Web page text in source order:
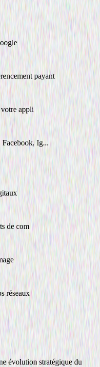
payant
appli
Facebook, Ig...
de com
réseaux
évolution stratégique du